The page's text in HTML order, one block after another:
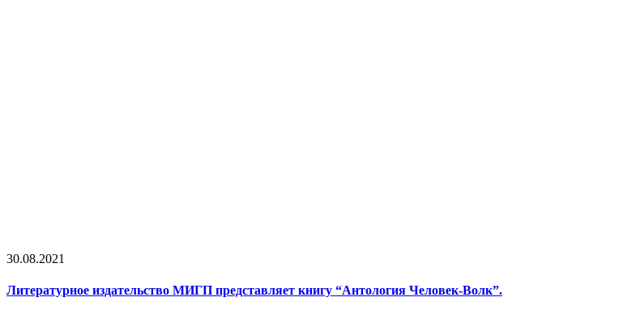
30.08.2021
Литературное издательство МИГП представляет книгу “Антология Человек-Волк”.